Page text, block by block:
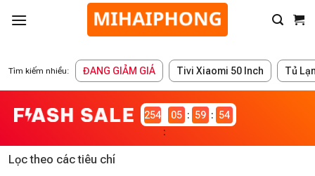
Tìm kiếm nhiều: ĐANG GIẢM GIÁ Tivi Xiaomi 50 Inch Tủ
2546983
05 59 54
Lọc theo các tiêu chí